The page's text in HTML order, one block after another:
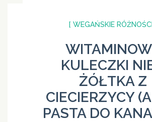
[ WEGAŃSKIE
KULECZKI
ŻÓŁTKA Z
CIECIERZYCY
PASTA DO